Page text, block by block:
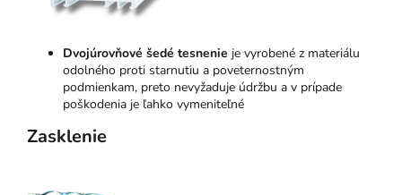
Dvojúrovňové šedé tesnenie je vyrobené z materiálu
odolného proti starnutiu a poveternostným
podmienkam, preto nevyžaduje údržbu a v prípade
poškodenia je ľahko vymeniteľné
Zasklenie